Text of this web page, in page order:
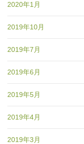
2020年1月
2019年10月
2019年7月
2019年6月
2019年5月
2019年4月
2019年3月